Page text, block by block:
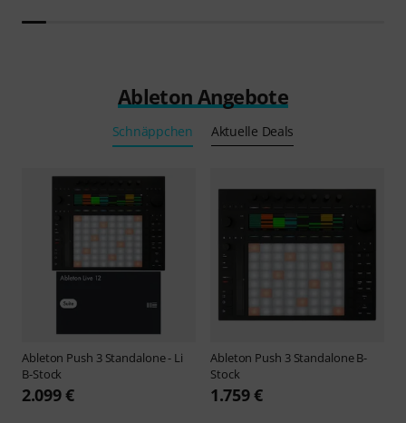
Ableton Angebote
Schnäppchen Aktuelle Deals
Ableton Push 3 Standalone - Li
B-Stock
2.099 €
Ableton Push 3 Standalone B-
Stock
1.759 €